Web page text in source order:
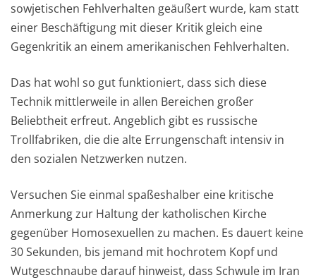
sowjetischen Fehlverhalten geäußert wurde, kam statt
einer Beschäftigung mit dieser Kritik gleich eine
Gegenkritik an einem amerikanischen Fehlverhalten.
Das hat wohl so gut funktioniert, dass sich diese
Technik mittlerweile in allen Bereichen großer
Beliebtheit erfreut. Angeblich gibt es russische
Trollfabriken, die die alte Errungenschaft intensiv in
den sozialen Netzwerken nutzen.
Versuchen Sie einmal spaßeshalber eine kritische
Anmerkung zur Haltung der katholischen Kirche
gegenüber Homosexuellen zu machen. Es dauert keine
30 Sekunden, bis jemand mit hochrotem Kopf und
Wutgeschnaube darauf hinweist, dass Schwule im Iran